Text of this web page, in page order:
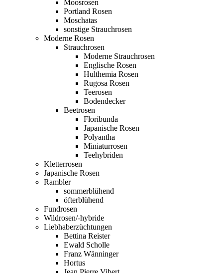
Moosrosen
Portland Rosen
Moschatas
sonstige Strauchrosen
Moderne Rosen
Strauchrosen
Moderne Strauchrosen
Englische Rosen
Hulthemia Rosen
Rugosa Rosen
Teerosen
Bodendecker
Beetrosen
Floribunda
Japanische Rosen
Polyantha
Miniaturrosen
Teehybriden
Kletterrosen
Japanische Rosen
Rambler
sommerblühend
öfterblühend
Fundrosen
Wildrosen/-hybride
Liebhaberzüchtungen
Bettina Reister
Ewald Scholle
Franz Wänninger
Hortus